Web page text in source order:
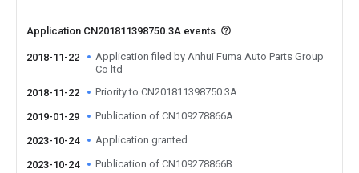
Application CN201811398750.3A events
2018-11-22
Application filed by Anhui Fuma Auto Parts Group
Co ltd
2018-11-22
Priority to CN201811398750.3A
2019-01-29 Publication of CN109278866A
2023-10-24 Application granted
2023-10-24 Publication of CN109278866B